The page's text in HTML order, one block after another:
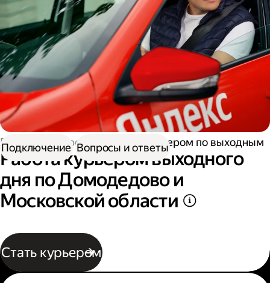
Работа курьером Работа курьером по выходным
Работа курьером выходного
дня по Домодедово и
Московской области
Стать курьером
Подключение Вопросы и ответы